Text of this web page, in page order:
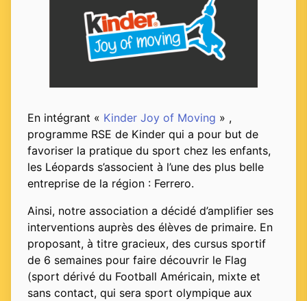
En intégrant « Kinder Joy of Moving » ,
programme RSE de Kinder qui a pour but de
favoriser la pratique du sport chez les enfants,
les Léopards s’associent à l’une des plus belle
entreprise de la région : Ferrero.
Ainsi, notre association a décidé d’amplifier ses
interventions auprès des élèves de primaire. En
proposant, à titre gracieux, des cursus sportif
de 6 semaines pour faire découvrir le Flag
(sport dérivé du Football Américain, mixte et
sans contact, qui sera sport olympique aux